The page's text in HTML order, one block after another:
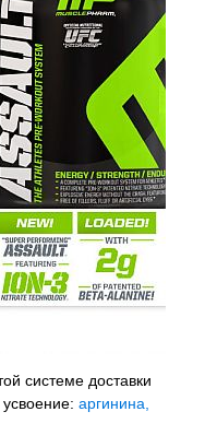
системе доставки
аргинина,